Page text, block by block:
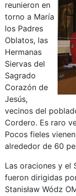
reunieron en
torno a María
los Padres
Oblatos, las
Hermanas
Siervas del
Sagrado
Corazón de
Jesús,
vecinos del
Cordero. Es raro
Pocos fieles
alrededor de 60
Las oraciones y el
fueron dirigidas
Stanisław Wódz